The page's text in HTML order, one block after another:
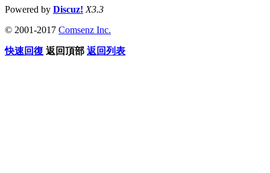
Powered by Discuz! X3.3
© 2001-2017 Comsenz Inc.
快速回復 返回頂部 返回列表